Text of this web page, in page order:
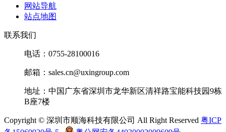
网站导航
站点地图
联系我们
电话：0755-28100016
邮箱：sales.cn@uxingroup.com
地址：中国广东省深圳市龙华新区清祥路宝能科技园9栋
B座7楼
Copyright © 深圳市顺海科技有限公司 All Right Reserved 粤ICP